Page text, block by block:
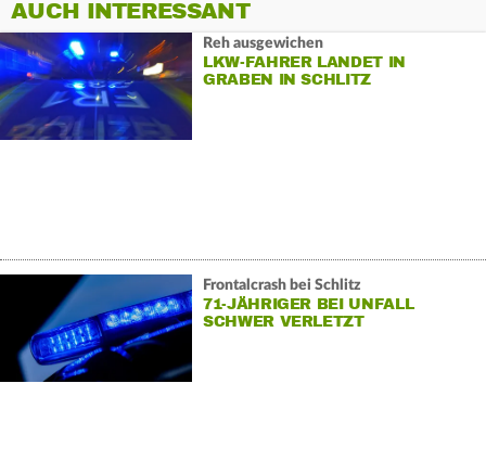
AUCH INTERESSANT
Reh ausgewichen
LKW-FAHRER LANDET IN
GRABEN IN SCHLITZ
Frontalcrash bei Schlitz
71-JÄHRIGER BEI UNFALL
SCHWER VERLETZT